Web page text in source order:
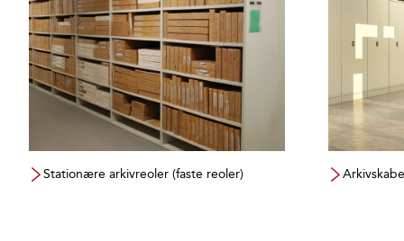
Stationære arkivreoler (faste reoler) Arkivskabe